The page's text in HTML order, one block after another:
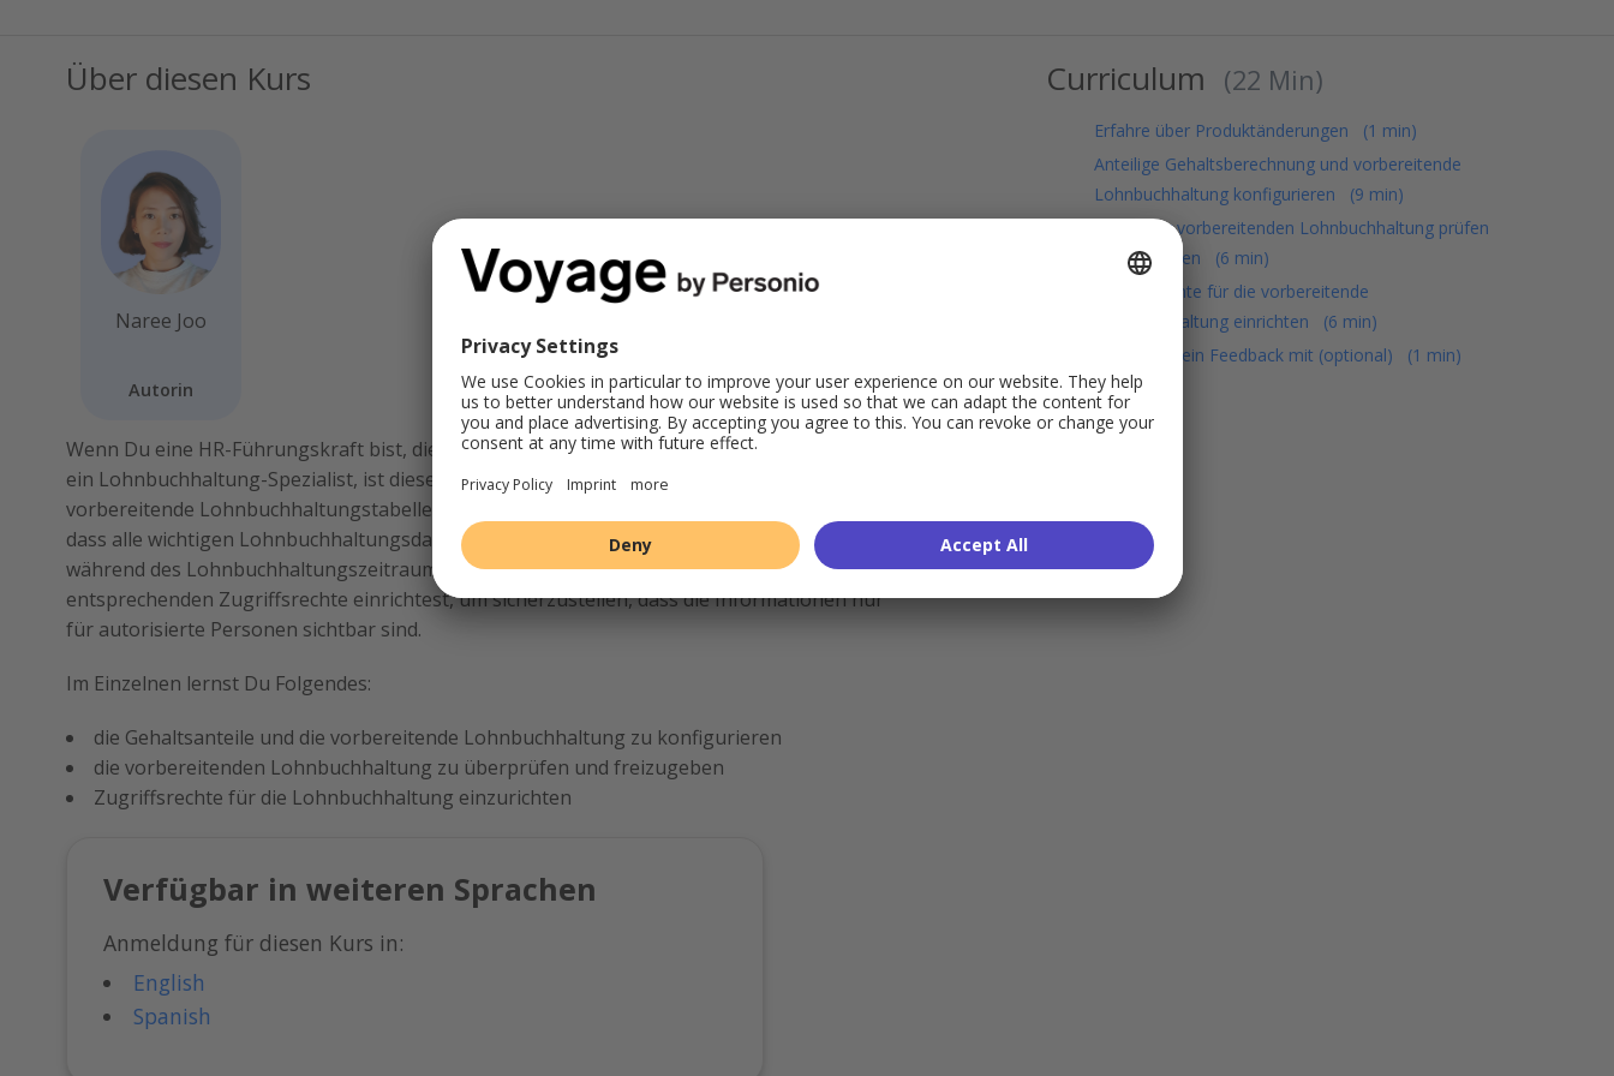
Über diesen Kurs
Naree Joo
Autorin
Wenn Du eine HR-Führungskraft bist, die für die Lohnbuchhaltung verantwortlich ist, oder
ein Lohnbuchhaltung-Spezialist, ist dieser Kurs für Dich. In diesem Kurs lernst Du, die
vorbereitende Lohnbuchhaltungstabelle in Personio zu konfigurieren, um sicherzustellen,
dass alle wichtigen Lohnbuchhaltungsdaten zur einfachen Überprüfung und Freigabe
während des Lohnbuchhaltungszeitraums enthalten sind. Außerdem lernst Du, wie Du die
entsprechenden Zugriffsrechte einrichtest, um sicherzustellen, dass die Informationen nur
für autorisierte Personen sichtbar sind.
Im Einzelnen lernst Du Folgendes:
die Gehaltsanteile und die vorbereitende Lohnbuchhaltung zu konfigurieren
die vorbereitenden Lohnbuchhaltung zu überprüfen und freizugeben
Zugriffsrechte für die Lohnbuchhaltung einzurichten
Verfügbar in weiteren Sprachen
Anmeldung für diesen Kurs in:
English
Spanish
Curriculum 22 Min
Erfahre über Produktänderungen
1 min
Anteilige Gehaltsberechnung und vorbereitende
Lohnbuchhaltung konfigurieren
9 min
Daten der vorbereitenden Lohnbuchhaltung prüfen
und freigeben
6 min
Zugriffsrechte für die vorbereitende
Lohnbuchhaltung einrichten
6 min
Teile uns Dein Feedback mit (optional)
1 min